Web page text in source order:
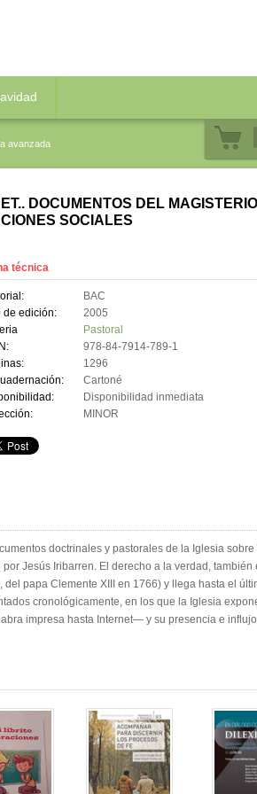
avanzada
DOCUMENTOS DEL MAGISTERIO
SOCIALES
técnica
BAC
de edición:
2005
Pastoral
978-84-7914-789-1
1296
Cartoné
Disponibilidad inmediata
MINOR
doctrinales y pastorales de la Iglesia
Jesús Iribarren. El derecho a la verdad,
papa Clemente XIII en 1766) y llega hasta el
cronológicamente, en los que la Iglesia
impresa hasta Internet― y su presencia e